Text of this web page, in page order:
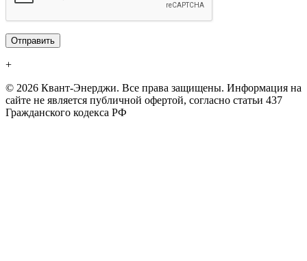
+
© 2026 Квант-Энерджи. Все права защищены. Информация на
сайте не является публичной офертой, согласно статьи 437
Гражданского кодекса РФ